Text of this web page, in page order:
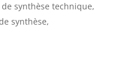
synthèse technique,
synthèse,